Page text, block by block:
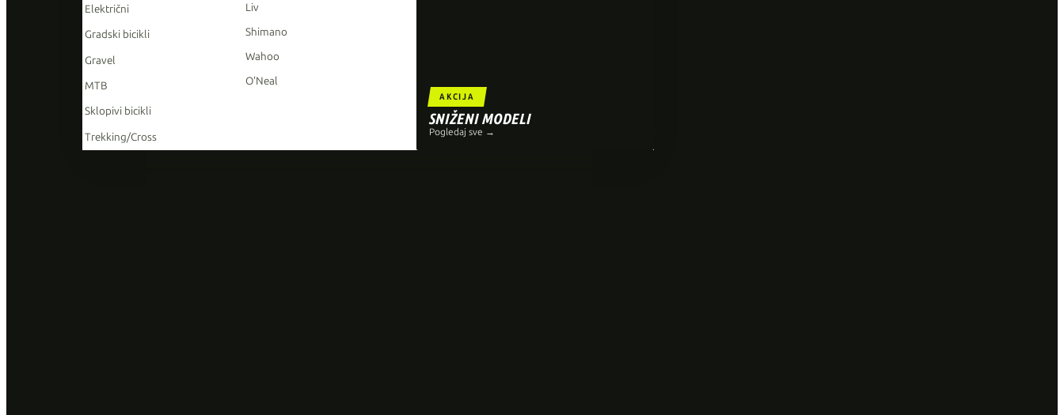
Električni
Gradski bicikli
Gravel
MTB
Sklopivi bicikli
Trekking/Cross
Liv
Shimano
Wahoo
O'Neal
AKCIJA
SNIŽENI MODELI
Pogledaj sve →